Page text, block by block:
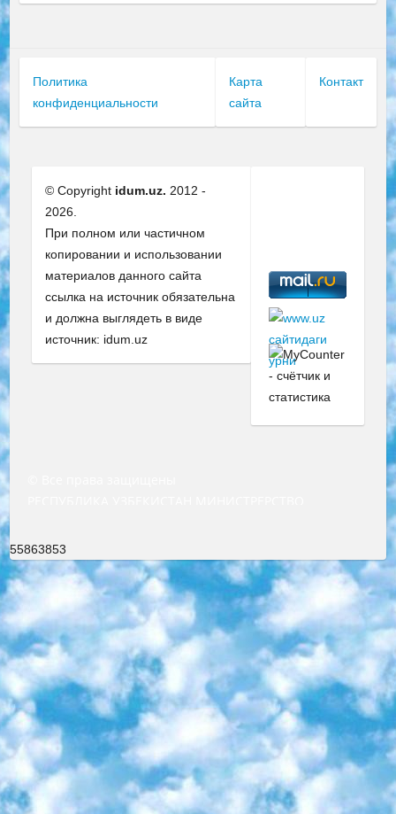
Политика
конфиденциальности
Карта
сайта
Контакт
© Copyright idum.uz. 2012 -
2026.
При полном или частичном
копировании и использовании
материалов данного сайта
ссылка на источник обязательна
и должна выглядеть в виде
источник: idum.uz
55863853